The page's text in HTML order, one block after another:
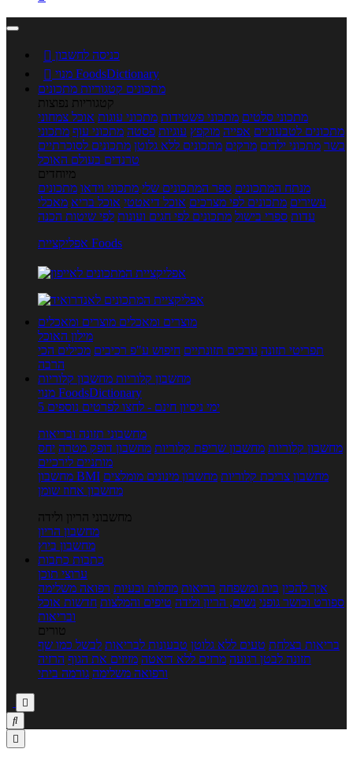
 כניסה לחשבון

מנוי FoodsDictionary
מתכונים קטגוריות מתכונים
קטגוריות נפוצות
מתכוני סלטים מתכוני פשטידות מתכוני עוגות אוכל צמחוני
מתכונים לטבעוניים אפייה מוקפץ עוגיות פסטה מתכוני עוף מתכוני
בשר מתכוני ילדים מרקים מתכונים ללא גלוטן מתכונים לסוכרתיים
טרנדים בעולם האוכל
מיוחדים
מנתח המתכונים ספר המתכונים שלי מתכוני וידאו מתכונים
עשירים מתכונים לפי מצרכים אוכל דיאטטי אוכל בריא מאכלי
עדות ספרי בישול מתכונים לפי חגים ועונות לפי שיטות הכנה
אפליקציית Foods
מוצרים ומאכלים מוצרים ומאכלים
מילון האוכל
תפריטי תזונה ערכים תזונתיים חיפוש ע"פ רכיבים מכילים הכי
הרבה
מחשבון קלוריות מחשבון קלוריות
מנוי FoodsDictionary
5 ימי ניסיון חינם - לחצו לפרטים נוספים
מחשבוני תזונה ובריאות
מחשבון קלוריות מחשבון שריפת קלוריות מחשבון דופק מטרה יחס
מותניים לירכיים
מחשבון BMI
מחשבון צריכת קלוריות מחשבון מינונים מומלצים
מחשבון אחוז שומן
מחשבוני הריון ולידה
מחשבון הריון
מחשבון ביוץ
כתבות כתבות
ערוצי תוכן
איך להכין בית ומשפחה בריאות מחלות ובעיות רפואה משלימה
ספורט וכושר גופני נשים, הריון ולידה טיפים והמלצות חדשות אוכל
ובריאות
טורים
בריאות בצלחת טעים ללא גלוטן טבעונות לבריאות לבשל כמו שף
תזונה לבטן רגועה מרזים ללא דיאטה מזיזים את הגוף הרזיה
ורפואה משלימה גורמה ביתי


